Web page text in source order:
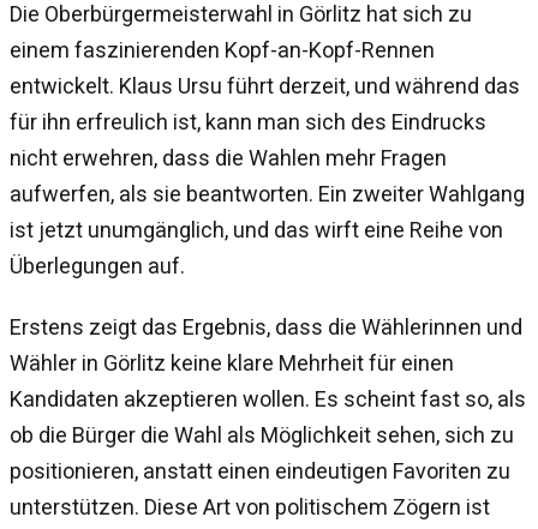
Die Oberbürgermeisterwahl in Görlitz hat sich zu
einem faszinierenden Kopf-an-Kopf-Rennen
entwickelt. Klaus Ursu führt derzeit, und während das
für ihn erfreulich ist, kann man sich des Eindrucks
nicht erwehren, dass die Wahlen mehr Fragen
aufwerfen, als sie beantworten. Ein zweiter Wahlgang
ist jetzt unumgänglich, und das wirft eine Reihe von
Überlegungen auf.
Erstens zeigt das Ergebnis, dass die Wählerinnen und
Wähler in Görlitz keine klare Mehrheit für einen
Kandidaten akzeptieren wollen. Es scheint fast so, als
ob die Bürger die Wahl als Möglichkeit sehen, sich zu
positionieren, anstatt einen eindeutigen Favoriten zu
unterstützen. Diese Art von politischem Zögern ist